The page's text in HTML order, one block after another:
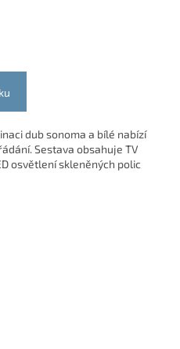
dub sonoma a bílé nabízí
Sestava obsahuje TV
osvětlení skleněných polic